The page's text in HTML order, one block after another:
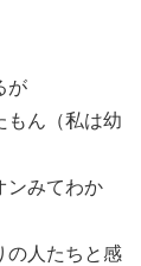
が
もん（私は幼
ンみてわか
の人たちと感